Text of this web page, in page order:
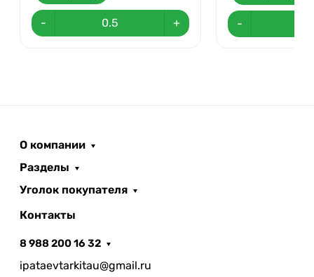
- + -
О компании
Разделы
Уголок покупателя
Контакты
8 988 200 16 32
ipataevtarkitau@gmail.ru